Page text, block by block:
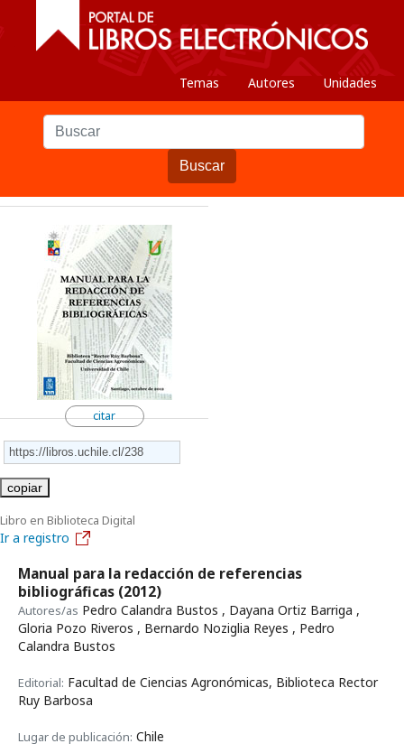
Temas Autores Unidades
Buscar
citar
copiar
Libro en Biblioteca Digital
Ir a registro
Manual para la redacción de referencias
bibliográficas (2012)
Autores/as Pedro Calandra Bustos , Dayana Ortiz Barriga ,
Gloria Pozo Riveros , Bernardo Noziglia Reyes , Pedro
Calandra Bustos
Editorial: Facultad de Ciencias Agronómicas, Biblioteca Rector
Ruy Barbosa
Lugar de publicación: Chile